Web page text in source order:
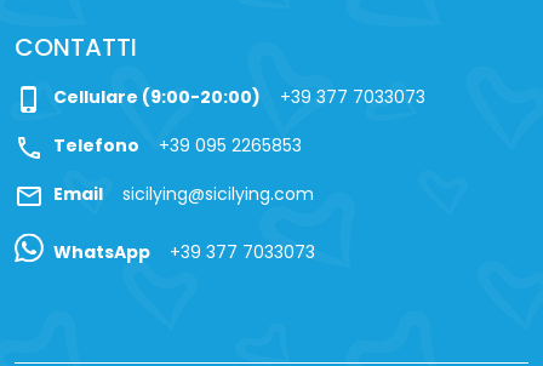
CONTATTI
phone_iphone Cellulare (9:00-20:00) +39 377 7033073
call Telefono +39 095 2265853
mail Email sicilying@sicilying.com
WhatsApp +39 377 7033073